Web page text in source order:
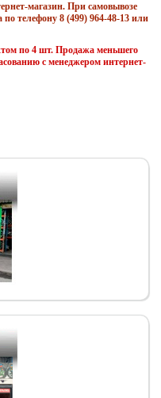
магазин. При самовывозе
по телефону 8 (499) 964-48-13 или
по 4 шт. Продажа меньшего
с менеджером интернет-